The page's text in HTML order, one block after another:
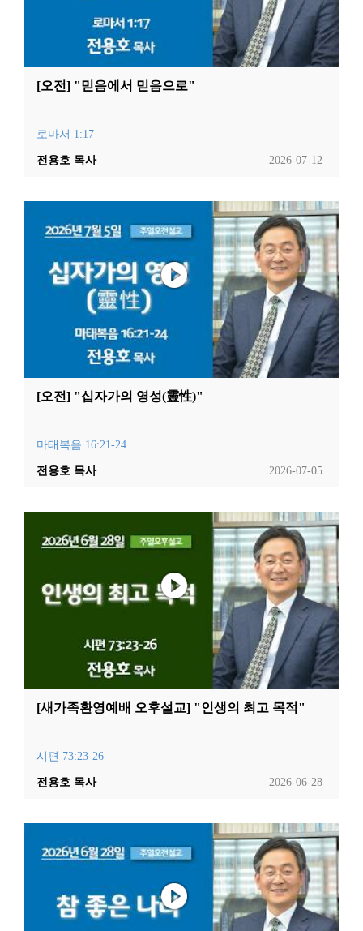
[오전] "믿음에서 믿음으로"
로마서 1:17
2026-07-12
전용호 목사
[오전] "십자가의 영성(靈性)"
마태복음 16:21-24
2026-07-05
전용호 목사
[새가족환영예배 오후설교] "인생의 최고 목적"
시편 73:23-26
2026-06-28
전용호 목사